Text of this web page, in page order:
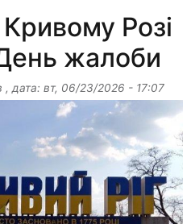
Розі
жалоби
, дата: вт, 06/23/2026 - 17:07